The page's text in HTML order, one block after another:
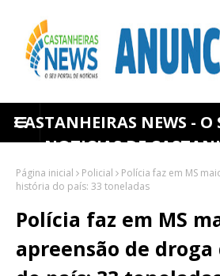
CASTANHEIRAS NEWS - O
NOTICIAS DE
Página inicial Policial
Polícia faz em MS
história do país: 33 toneladas
Polícia faz em MS
apreensão de